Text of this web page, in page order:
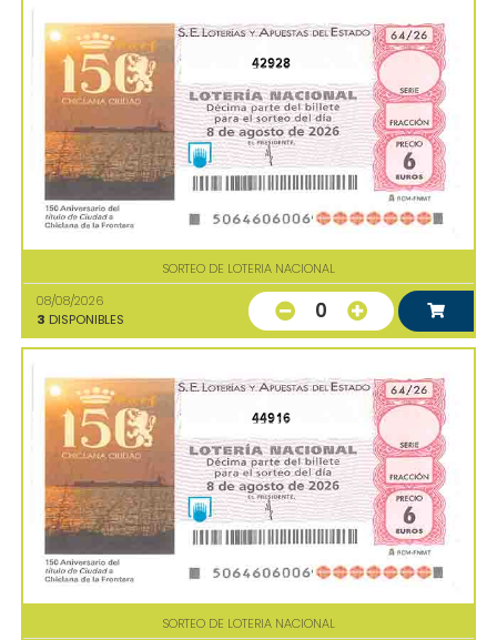
42928
SORTEO DE LOTERIA NACIONAL
08/08/2026
3 DISPONIBLES 0
44916
SORTEO DE LOTERIA NACIONAL